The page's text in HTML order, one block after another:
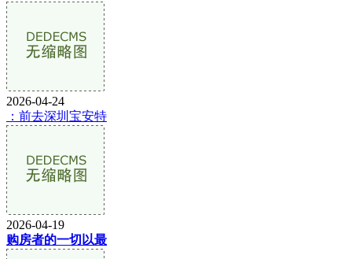
2026-04-24
：前去深圳宝安特
2026-04-19
购房者的一切以最